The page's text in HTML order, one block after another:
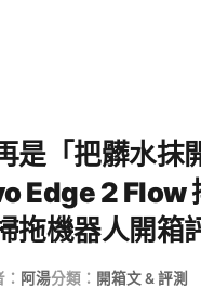
是「把髒水抹
Edge 2 Flow
拖機器人開箱
阿湯分類： 開箱文 & 評測